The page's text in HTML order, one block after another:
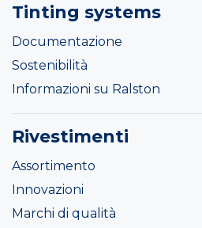
Tinting systems
Documentazione
Sostenibilità
Informazioni su Ralston
Rivestimenti
Assortimento
Innovazioni
Marchi di qualità